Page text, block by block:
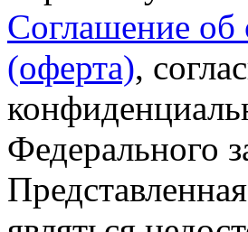
Соглашение об
(оферта),
Федерального